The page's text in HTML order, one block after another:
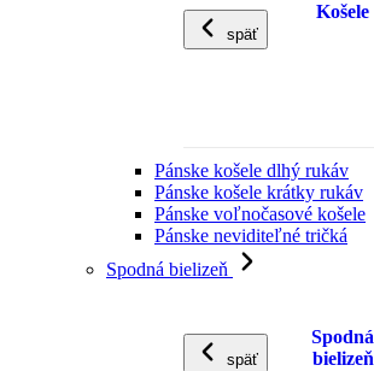
späť
Košele
Pánske košele dlhý rukáv
Pánske košele krátky rukáv
Pánske voľnočasové košele
Pánske neviditeľné tričká
Spodná bielizeň
späť
Spodná
bielizeň